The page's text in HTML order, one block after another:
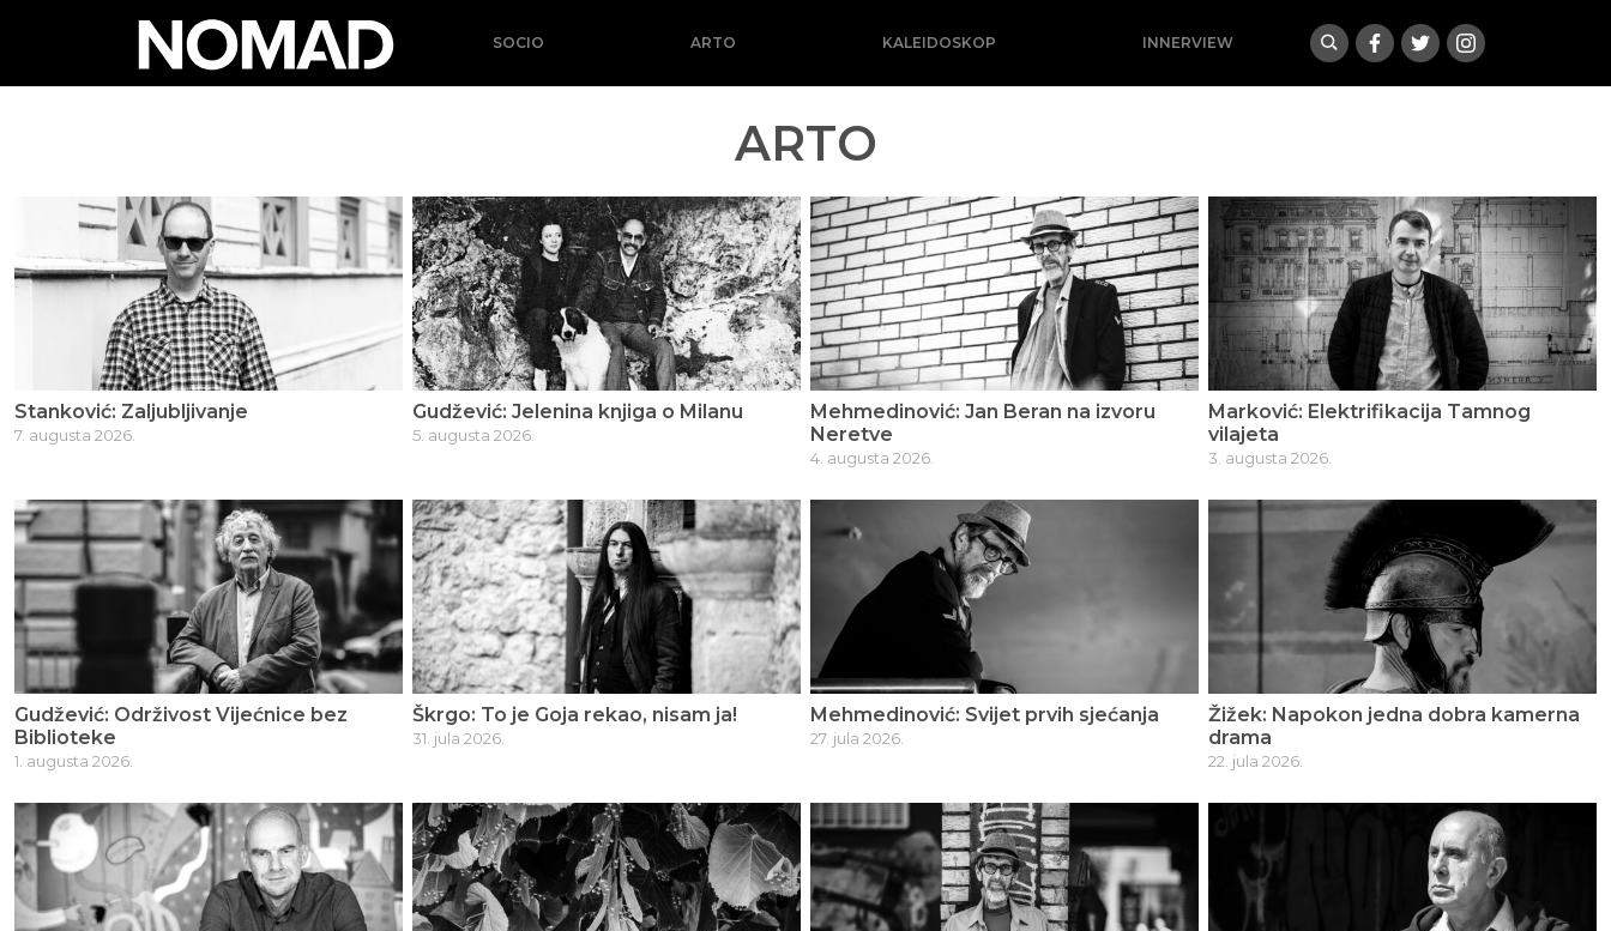
SOCIO ARTO KALEIDOSKOP INNERVIEW
ARTO
Stanković: Zaljubljivanje
7. augusta 2026.
Gudžević: Jelenina knjiga o Milanu
5. augusta 2026.
Mehmedinović: Jan Beran na izvoru
Neretve
4. augusta 2026.
Marković: Elektrifikacija Tamnog
vilajeta
3. augusta 2026.
Gudžević: Održivost Vijećnice bez
Biblioteke
1. augusta 2026.
Škrgo: To je Goja rekao, nisam ja!
31. jula 2026.
Mehmedinović: Svijet prvih sjećanja
27. jula 2026.
Žižek: Napokon jedna dobra kamerna
drama
22. jula 2026.